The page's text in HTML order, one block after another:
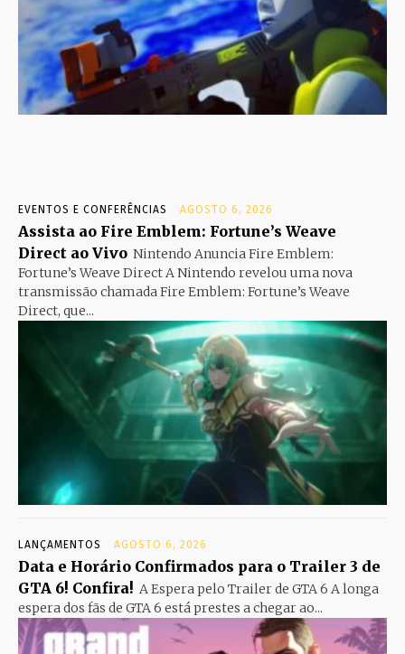
EVENTOS E CONFERÊNCIAS AGOSTO 6, 2026
Assista ao Fire Emblem: Fortune’s Weave
Direct ao Vivo Nintendo Anuncia Fire Emblem:
Fortune’s Weave Direct A Nintendo revelou uma nova
transmissão chamada Fire Emblem: Fortune’s Weave
Direct, que...
LANÇAMENTOS AGOSTO 6, 2026
Data e Horário Confirmados para o Trailer 3 de
GTA 6! Confira! A Espera pelo Trailer de GTA 6 A longa
espera dos fãs de GTA 6 está prestes a chegar ao...